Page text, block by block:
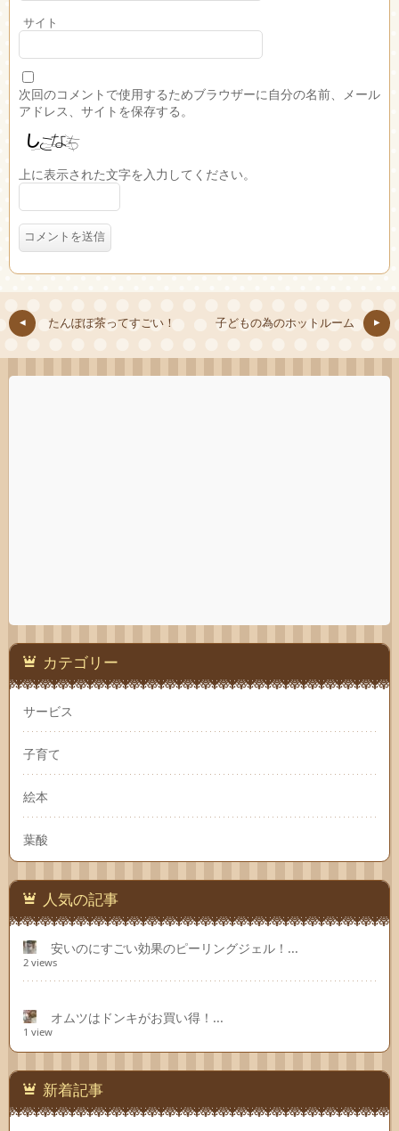
サイト
次回のコメントで使用するためブラウザーに自分の名前、メール
アドレス、サイトを保存する。
上に表示された文字を入力してください。
たんぽぽ茶ってすごい！ 子どもの為のホットルーム
カテゴリー
サービス
子育て
絵本
葉酸
人気の記事
安いのにすごい効果のピーリングジェル！...
2 views
オムツはドンキがお買い得！...
1 view
新着記事